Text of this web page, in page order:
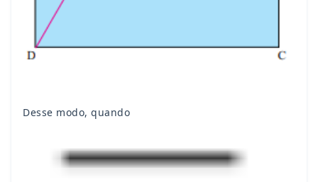
Desse modo, quando